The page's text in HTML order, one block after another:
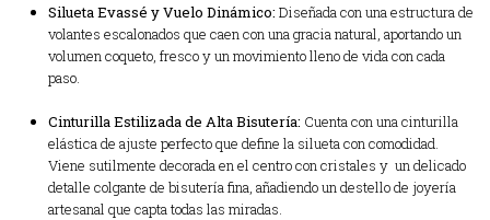
Silueta Evassé y Vuelo Dinámico: Diseñada con una estructura de
volantes escalonados que caen con una gracia natural, aportando un
volumen coqueto, fresco y un movimiento lleno de vida con cada
paso.
Cinturilla Estilizada de Alta Bisutería: Cuenta con una cinturilla
elástica de ajuste perfecto que define la silueta con comodidad.
Viene sutilmente decorada en el centro con cristales y un delicado
detalle colgante de bisutería fina, añadiendo un destello de joyería
artesanal que capta todas las miradas.